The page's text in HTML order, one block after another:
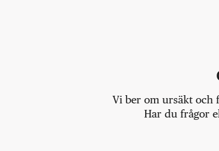
Vi ber om ursäkt och
Har du frågor